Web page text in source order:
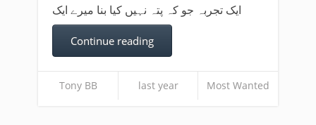
ایک تجربہ جو کہ پتہ نہیں کیا بنا میرے ایک
Continue reading
Tony BB last year Most Wanted